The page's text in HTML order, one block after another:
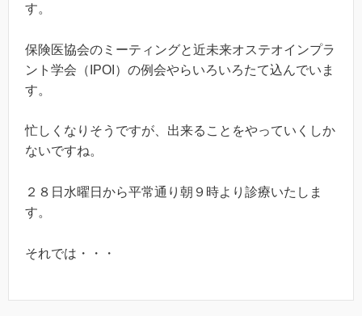
す。
保険医協会のミーティングと近未来オステオインプラ
ント学会（IPOI）の例会やらいろいろたて込んでいま
す。
忙しくなりそうですが、出来ることをやっていくしか
ないですね。
２８日水曜日から平常通り朝９時より診療いたしま
す。
それでは・・・